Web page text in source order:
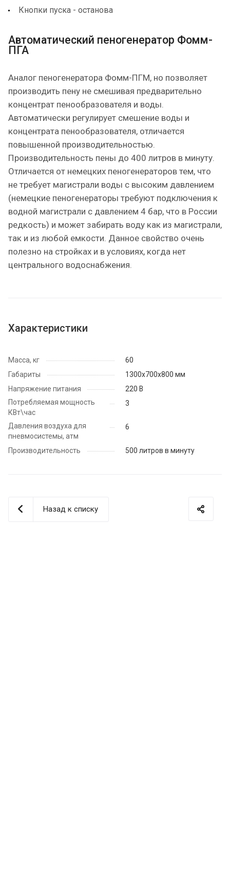
Кнопки пуска - останова
Автоматический пеногенератор Фомм-
ПГА
Аналог пеногенератора Фомм-ПГМ, но позволяет
производить пену не смешивая предварительно
концентрат пенообразователя и воды.
Автоматически регулирует смешение воды и
концентрата пенообразователя, отличается
повышенной производительностью.
Производительность пены до 400 литров в минуту.
Отличается от немецких пеногенераторов тем, что
не требует магистрали воды с высоким давлением
(немецкие пеногенераторы требуют подключения к
водной магистрали с давлением 4 бар, что в России
редкость) и может забирать воду как из магистрали,
так и из любой емкости. Данное свойство очень
полезно на стройках и в условиях, когда нет
центрального водоснабжения.
Характеристики
Масса, кг
60
Габариты
1300х700х800 мм
Напряжение питания
220 В
Потребляемая мощность
КВт\час
3
Давления воздуха для
пневмосистемы, атм
6
Производительность 500 литров в минуту
Назад к списку